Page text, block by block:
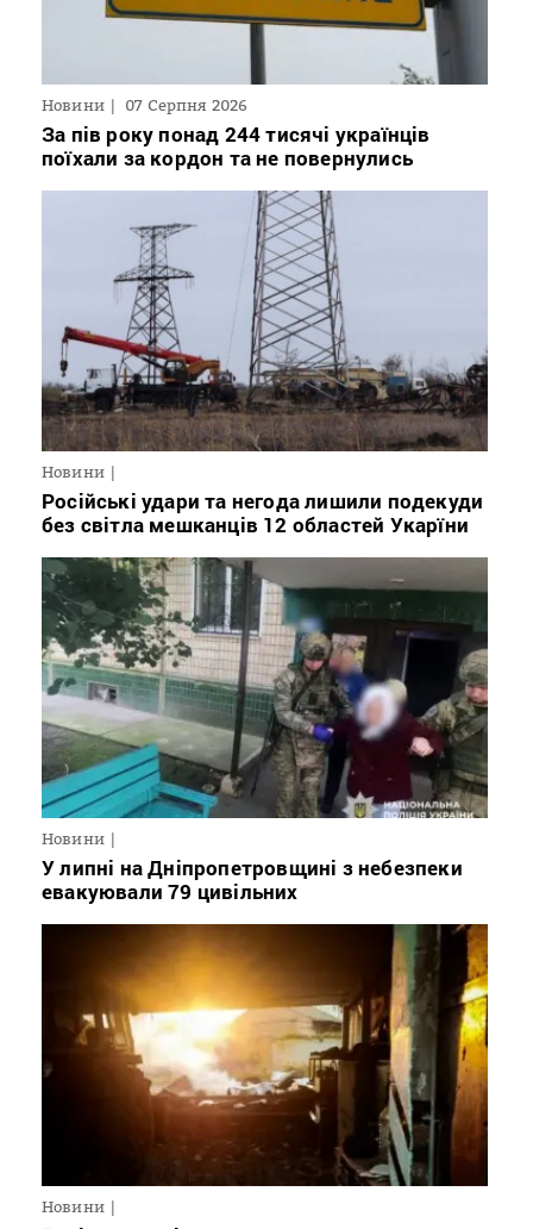
Новини 07 Серпня 2026
За пів року понад 244 тисячі українців
поїхали за кордон та не повернулись
Новини
Російські удари та негода лишили подекуди
без світла мешканців 12 областей Укарїни
Новини
У липні на Дніпропетровщині з небезпеки
евакуювали 79 цивільних
Новини